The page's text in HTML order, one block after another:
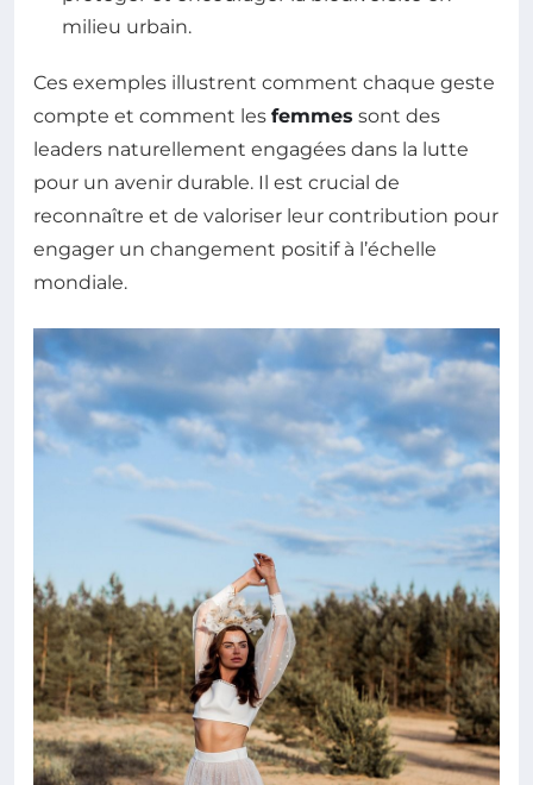
milieu urbain.
Ces exemples illustrent comment chaque geste
compte et comment les femmes sont des
leaders naturellement engagées dans la lutte
pour un avenir durable. Il est crucial de
reconnaître et de valoriser leur contribution pour
engager un changement positif à l’échelle
mondiale.